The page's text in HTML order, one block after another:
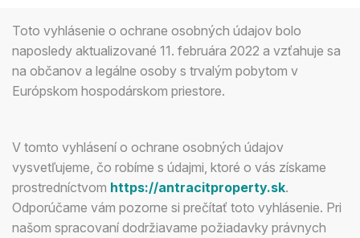
Toto vyhlásenie o ochrane osobných údajov bolo
naposledy aktualizované 11. februára 2022 a vzťahuje sa
na občanov a legálne osoby s trvalým pobytom v
Európskom hospodárskom priestore.
V tomto vyhlásení o ochrane osobných údajov
vysvetľujeme, čo robíme s údajmi, ktoré o vás získame
prostredníctvom https://antracitproperty.sk.
Odporúčame vám pozorne si prečítať toto vyhlásenie. Pri
našom spracovaní dodržiavame požiadavky právnych